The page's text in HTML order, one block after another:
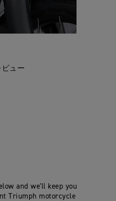
ビュー
and we'll keep you
Triumph motorcycle